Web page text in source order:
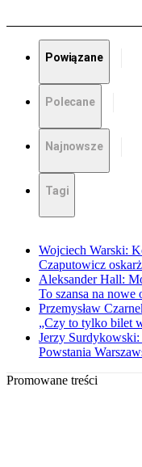
Powiązane
Polecane
Najnowsze
Tagi
Wojciech Warski:
Czaputowicz
Aleksander Hall:
To szansa na nowe
Przemysław
„Czy to tylko bilet
Jerzy
Powstania
Promowane treści